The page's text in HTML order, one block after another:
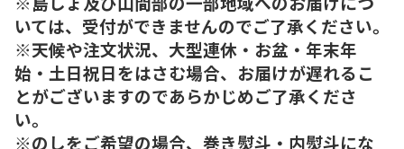
いては、受付ができませんのでご了承ください。
※天候や注文状況、大型連休・お盆・年末年
始・土日祝日をはさむ場合、お届けが遅れるこ
とがございますのであらかじめご了承くださ
い。
※のしをご希望の場合、巻き熨斗・内熨斗にな